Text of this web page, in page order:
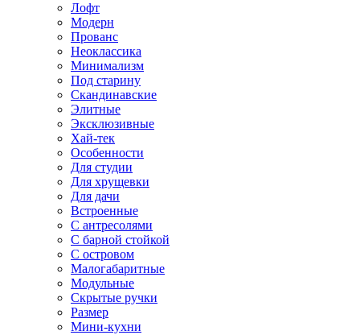
Лофт
Модерн
Прованс
Неоклассика
Минимализм
Под старину
Скандинавские
Элитные
Эксклюзивные
Хай-тек
Особенности
Для студии
Для хрущевки
Для дачи
Встроенные
С антресолями
С барной стойкой
С островом
Малогабаритные
Модульные
Скрытые ручки
Размер
Мини-кухни